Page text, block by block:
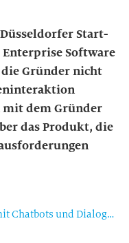
Start-
Enterprise Software
die Gründer nicht
dem Gründer
das Produkt, die
Warum sollten Unternehmen sich mit Chatbots und Dialogsystemen auseinandersetzen?